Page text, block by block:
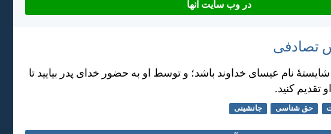
در وب سایت آنها
تصادفی
نام عيسای خداوند باشد؛ و توسط او به حضور خدای پدر بياييد تا
تقديم كنيد.
حق شناسی جانشینی